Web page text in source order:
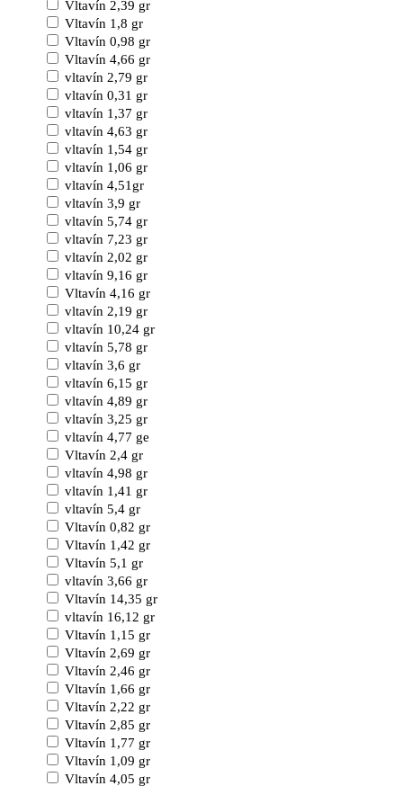
Vltavín 2,39 gr
Vltavín 1,8 gr
Vltavín 0,98 gr
Vltavín 4,66 gr
vltavín 2,79 gr
vltavín 0,31 gr
vltavín 1,37 gr
vltavín 4,63 gr
vltavín 1,54 gr
vltavín 1,06 gr
vltavín 4,51gr
vltavín 3,9 gr
vltavín 5,74 gr
vltavín 7,23 gr
vltavín 2,02 gr
vltavín 9,16 gr
Vltavín 4,16 gr
vltavín 2,19 gr
vltavín 10,24 gr
vltavín 5,78 gr
vltavín 3,6 gr
vltavín 6,15 gr
vltavín 4,89 gr
vltavín 3,25 gr
vltavín 4,77 ge
Vltavín 2,4 gr
vltavín 4,98 gr
vltavín 1,41 gr
vltavín 5,4 gr
Vltavín 0,82 gr
Vltavín 1,42 gr
Vltavín 5,1 gr
vltavín 3,66 gr
Vltavín 14,35 gr
vltavín 16,12 gr
Vltavín 1,15 gr
Vltavín 2,69 gr
Vltavín 2,46 gr
Vltavín 1,66 gr
Vltavín 2,22 gr
Vltavín 2,85 gr
Vltavín 1,77 gr
Vltavín 1,09 gr
Vltavín 4,05 gr